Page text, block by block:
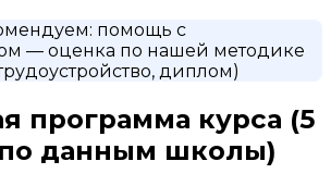
помощь с
— оценка по нашей методике
диплом)
программа курса (5
данным школы)